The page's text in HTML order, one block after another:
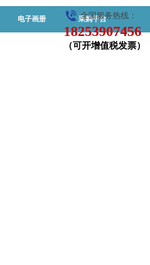
18253907456
全国服务热线：
（可开增值税发票）
电子画册 采购平台